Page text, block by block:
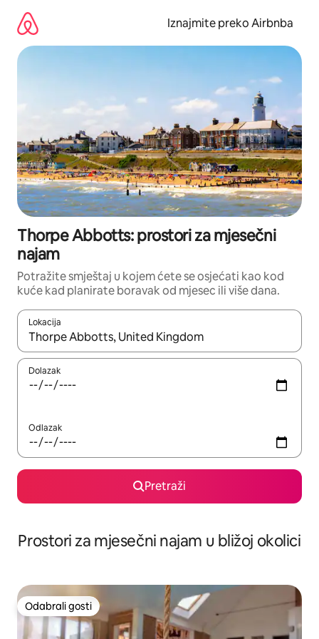
sadržaj
Iznajmite preko Airbnba
Thorpe Abbotts: prostori za mjesečni
najam
Potražite smještaj u kojem ćete se osjećati kao kod
kuće kad planirate boravak od mjesec ili više dana.
Lokacija
Kada budu dostupni rezultati, moći ćete ih pregledati
Dolazak
Odlazak
Pretraži
Prostori za mjesečni najam u bližoj okolici
Odabrali gosti
Odabrali gosti